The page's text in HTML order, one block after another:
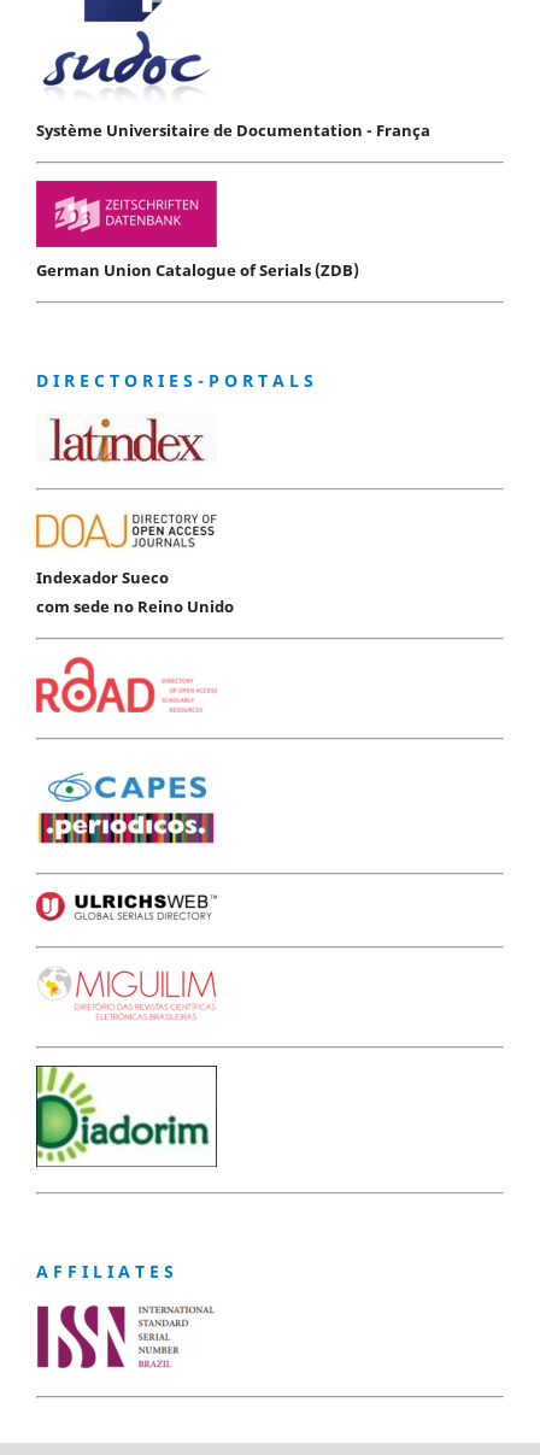
Système Universitaire de Documentation - França
German Union Catalogue of Serials (ZDB)
D I R E C T O R I E S - P O R T A L S
Indexador Sueco
com sede no Reino Unido
A F F I L I A T E S